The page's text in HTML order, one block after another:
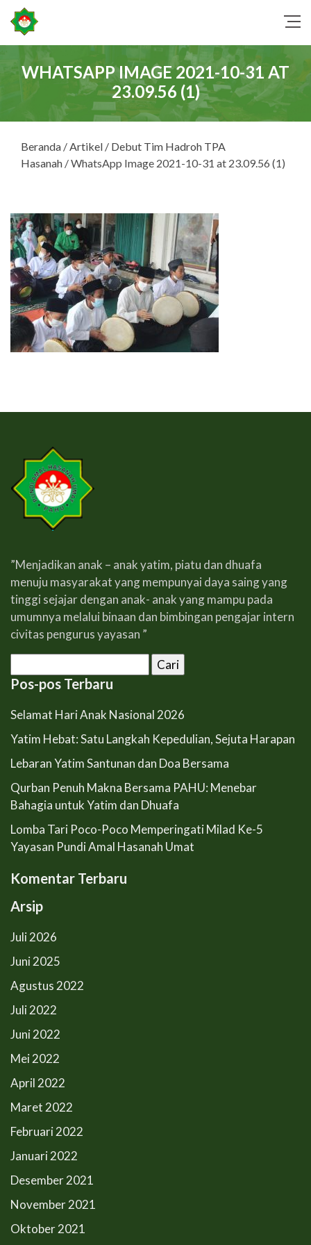
WHATSAPP IMAGE 2021-10-31 AT
23.09.56 (1)
Beranda /Artikel / Debut Tim Hadroh TPA
Hasanah / WhatsApp Image 2021-10-31 at 23.09.56 (1)
”Menjadikan anak – anak yatim, piatu dan dhuafa
menuju masyarakat yang mempunyai daya saing yang
tinggi sejajar dengan anak- anak yang mampu pada
umumnya melalui binaan dan bimbingan pengajar intern
civitas pengurus yayasan ”
untuk:
Pos-pos Terbaru
Selamat Hari Anak Nasional 2026
Yatim Hebat: Satu Langkah Kepedulian, Sejuta Harapan
Lebaran Yatim Santunan dan Doa Bersama
Qurban Penuh Makna Bersama PAHU: Menebar
Bahagia untuk Yatim dan Dhuafa
Lomba Tari Poco-Poco Memperingati Milad Ke-5
Yayasan Pundi Amal Hasanah Umat
Komentar Terbaru
Arsip
Juli 2026
Juni 2025
Agustus 2022
Juli 2022
Juni 2022
Mei 2022
April 2022
Maret 2022
Februari 2022
Januari 2022
Desember 2021
November 2021
Oktober 2021